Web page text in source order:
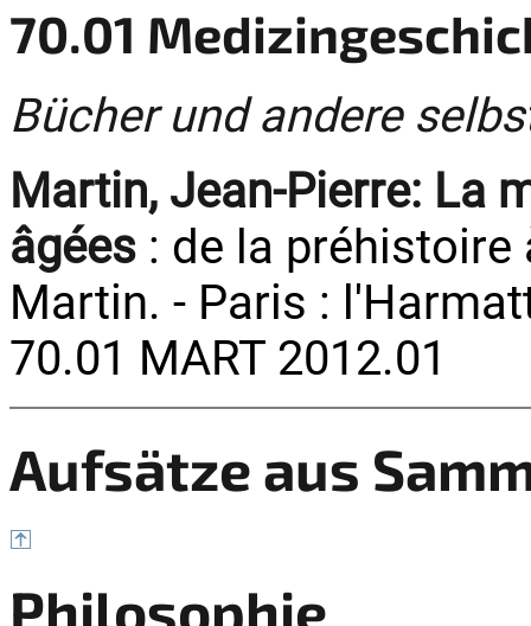
70.01
Bücher und andere
Martin, Jean-Pierre: La
âgées : de la
Martin. - Paris :
70.01 MART 2012.01
Aufsätze aus
Philosophie